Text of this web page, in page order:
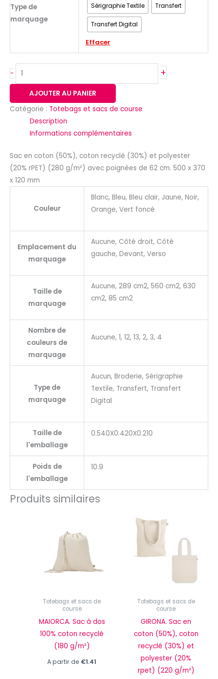
Type de
marquage
Sérigraphie Textile Transfert
Transfert Digital
Effacer
- +
AJOUTER AU PANIER
Catégorie : Totebags et sacs de course
Description
Informations complémentaires
Sac en coton (50%), coton recyclé (30%) et polyester
(20% rPET) (280 g/m²) avec poignées de 62 cm. 500 x 370
x 120 mm
Couleur
Blanc, Bleu, Bleu clair, Jaune, Noir,
Orange, Vert foncé
Emplacement du
marquage
Aucune, Côté droit, Côté
gauche, Devant, Verso
Taille de
marquage
Aucune, 289 cm2, 560 cm2, 630
cm2, 85 cm2
Nombre de
couleurs de
marquage
Aucune, 1, 12, 13, 2, 3, 4
Type de
marquage
Aucun, Broderie, Sérigraphie
Textile, Transfert, Transfert
Digital
Taille de
l'emballage
0.540X0.420X0.210
Poids de
l'emballage
10.9
Produits similaires
Totebags et sacs de
course
MAIORCA. Sac à dos
100% coton recyclé
(180 g/m²)
A partir de €1.41
Totebags et sacs de
course
GIRONA. Sac en
coton (50%), coton
recyclé (30%) et
polyester (20%
rpet) (220 g/m²)